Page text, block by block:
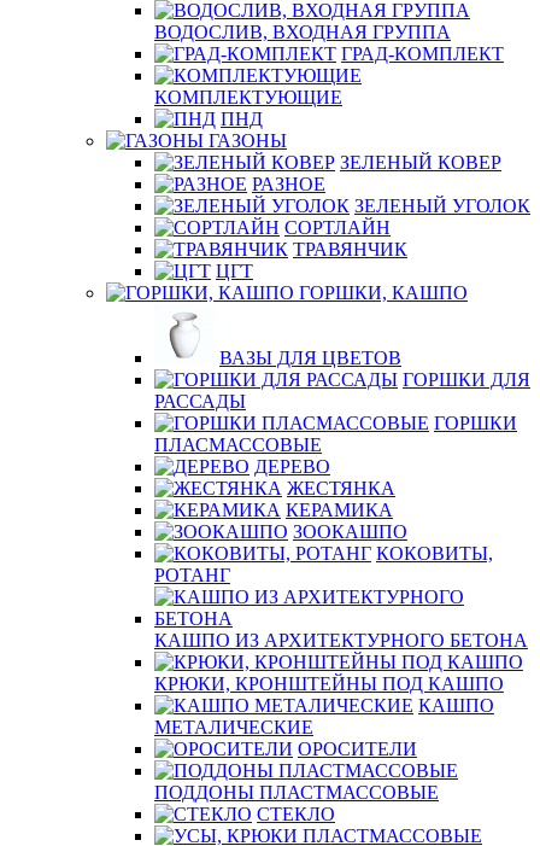
ВОДОСЛИВ, ВХОДНАЯ ГРУППА
ГРАД-КОМПЛЕКТ
КОМПЛЕКТУЮЩИЕ
ПНД
ГАЗОНЫ
ЗЕЛЕНЫЙ КОВЕР
РАЗНОЕ
ЗЕЛЕНЫЙ УГОЛОК
СОРТЛАЙН
ТРАВЯНЧИК
ЦГТ
ГОРШКИ, КАШПО
ВАЗЫ ДЛЯ ЦВЕТОВ
ГОРШКИ ДЛЯ
РАССАДЫ
ГОРШКИ
ПЛАСМАССОВЫЕ
ДЕРЕВО
ЖЕСТЯНКА
КЕРАМИКА
ЗООКАШПО
КОКОВИТЫ,
РОТАНГ
КАШПО ИЗ АРХИТЕКТУРНОГО БЕТОНА
КРЮКИ, КРОНШТЕЙНЫ ПОД КАШПО
КАШПО
МЕТАЛИЧЕСКИЕ
ОРОСИТЕЛИ
ПОДДОНЫ ПЛАСТМАССОВЫЕ
СТЕКЛО